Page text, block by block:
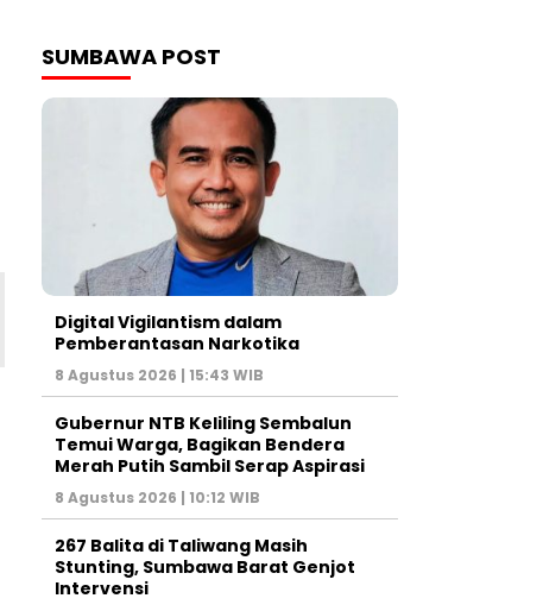
SUMBAWA POST
Digital Vigilantism dalam
Pemberantasan Narkotika
8 Agustus 2026 | 15:43 WIB
Gubernur NTB Keliling Sembalun
Temui Warga, Bagikan Bendera
Merah Putih Sambil Serap Aspirasi
8 Agustus 2026 | 10:12 WIB
267 Balita di Taliwang Masih
Stunting, Sumbawa Barat Genjot
Intervensi